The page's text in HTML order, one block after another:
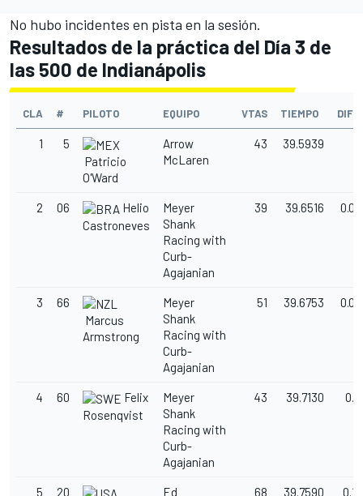
No hubo incidentes en pista en la sesión.
Resultados de la práctica del Día 3 de
las 500 de Indianápolis
CLA # PILOTO EQUIPO VTAS TIEMPO DIF
1
5
Patricio
O'Ward
Arrow
McLaren
43 39.5939
2 06
Helio
Castroneves
Meyer
Shank
Racing with
Curb-
Agajanian
39 39.6516
3
66
Marcus
Armstrong
Meyer
Shank
Racing with
Curb-
Agajanian
51 39.6753
4 60
Felix
Rosenqvist
Meyer
Shank
Racing with
Curb-
Agajanian
43 39.7130
5 20 Ed 68 39.7590